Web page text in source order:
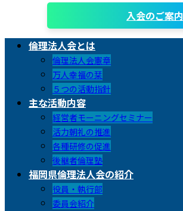
入会のご案内
倫理法人会とは
倫理法人会憲章
万人幸福の栞
５つの活動指針
主な活動内容
経営者モーニングセミナー
活力朝礼の推進
各種研修の促進
後継者倫理塾
福岡県倫理法人会の紹介
役員・執行部
委員会紹介